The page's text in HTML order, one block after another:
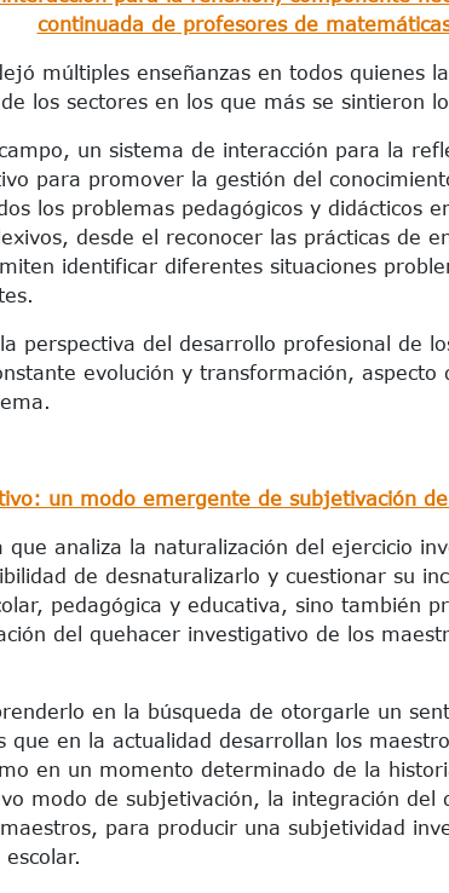
continuada de profesores de
múltiples enseñanzas en todos quienes
los sectores en los que más se sintieron
un sistema de interacción para la
para promover la gestión del
los problemas pedagógicos y didácticos
desde el reconocer las prácticas de
identificar diferentes situaciones
perspectiva del desarrollo profesional de
evolución y transformación, aspecto
un modo emergente de subjetivación
que analiza la naturalización del ejercicio
de desnaturalizarlo y cuestionar su
pedagógica y educativa, sino también
del quehacer investigativo de los
en la búsqueda de otorgarle un
que en la actualidad desarrollan los
en un momento determinado de la
modo de subjetivación, la integración del
para producir una subjetividad